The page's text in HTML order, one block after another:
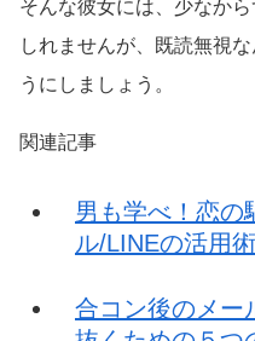
そんな彼女には、少なか
しれませんが、既読無視
うにしましょう。
関連記事
男も学べ！恋の
ル/LINEの活用術
合コン後のメー